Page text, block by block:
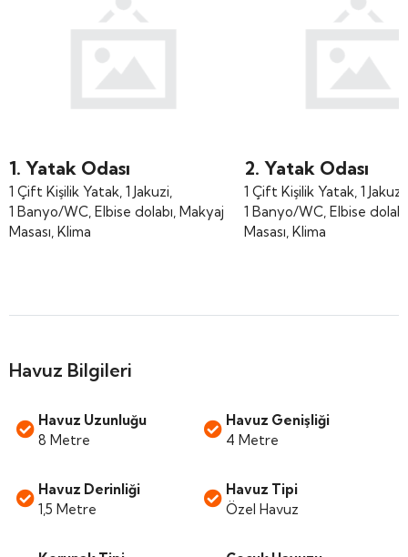
1. Yatak Odası
1 Çift Kişilik Yatak, 1 Jakuzi,
1 Banyo/WC, Elbise dolabı, Makyaj
Masası, Klima
2. Yatak Odası
1 Çift Kişilik Yatak, 1 Jakuzi,
1 Banyo/WC, Elbise
Masası, Klima
Havuz Bilgileri
Havuz Uzunluğu
8 Metre
Havuz Genişliği
4 Metre
Havuz Derinliği
1,5 Metre
Havuz Tipi
Özel Havuz